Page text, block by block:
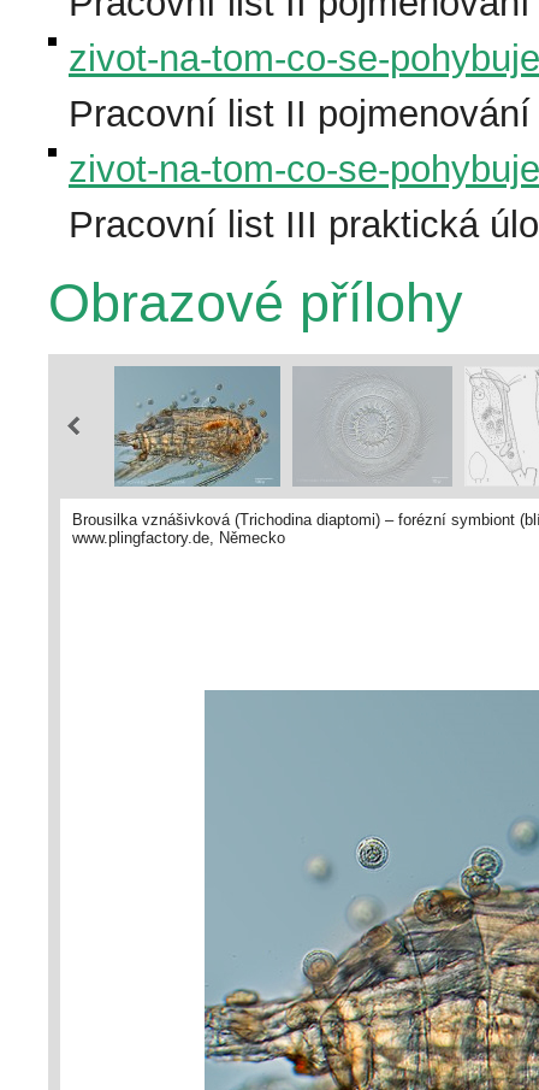
zivot-na-tom-co-se-
Pracovní list II
zivot-na-tom-co-se-
Pracovní list III praktická
Obrazové přílohy
Brousilka vznášivková (Trichodina diaptomi) – forézní symbiont
www.plingfactory.de, Německo